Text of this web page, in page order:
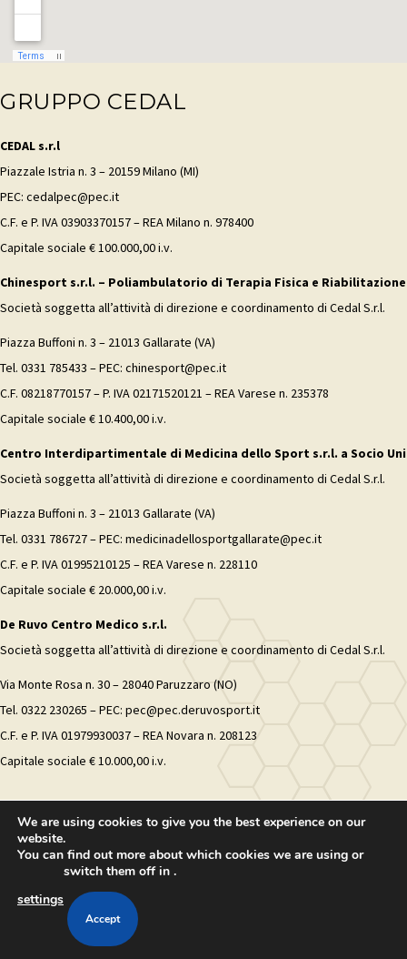
GRUPPO CEDAL
CEDAL s.r.l
Piazzale Istria n. 3 – 20159 Milano (MI)
PEC: cedalpec@pec.it
C.F. e P. IVA 03903370157 – REA Milano n. 978400
Capitale sociale € 100.000,00 i.v.
Chinesport s.r.l. – Poliambulatorio di Terapia Fisica e
Società soggetta all’attività di direzione e coordinamento di Cedal S.r.l.
Piazza Buffoni n. 3 – 21013 Gallarate (VA)
Tel. 0331 785433 – PEC: chinesport@pec.it
C.F. 08218770157 – P. IVA 02171520121 – REA Varese n. 235378
Capitale sociale € 10.400,00 i.v.
Centro Interdipartimentale di Medicina dello Sport s.r.l. a Socio
Società soggetta all’attività di direzione e coordinamento di Cedal S.r.l.
Piazza Buffoni n. 3 – 21013 Gallarate (VA)
Tel. 0331 786727 – PEC: medicinadellosportgallarate@pec.it
C.F. e P. IVA 01995210125 – REA Varese n. 228110
Capitale sociale € 20.000,00 i.v.
De Ruvo Centro Medico s.r.l.
Società soggetta all’attività di direzione e coordinamento di Cedal S.r.l.
Via Monte Rosa n. 30 – 28040 Paruzzaro (NO)
Tel. 0322 230265 – PEC: pec@pec.deruvosport.it
C.F. e P. IVA 01979930037 – REA Novara n. 208123
Capitale sociale € 10.000,00 i.v.
We are using cookies to give you the best experience on our
website.
You can find out more about which cookies we are using or
switch them off in
settings
.
Accept